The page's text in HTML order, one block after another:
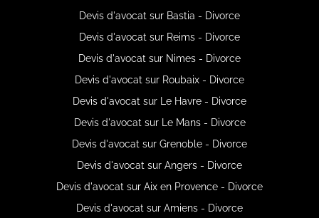
Devis d'avocat sur Bastia - Divorce
Devis d'avocat sur Reims - Divorce
Devis d'avocat sur Nimes - Divorce
Devis d'avocat sur Roubaix - Divorce
Devis d'avocat sur Le Havre - Divorce
Devis d'avocat sur Le Mans - Divorce
Devis d'avocat sur Grenoble - Divorce
Devis d'avocat sur Angers - Divorce
Devis d'avocat sur Aix en Provence - Divorce
Devis d'avocat sur Amiens - Divorce